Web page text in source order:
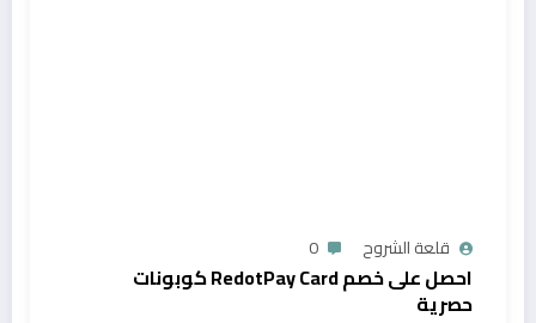
قلعة الشروح 0
احصل على خصم RedotPay Card كوبونات
حصرية